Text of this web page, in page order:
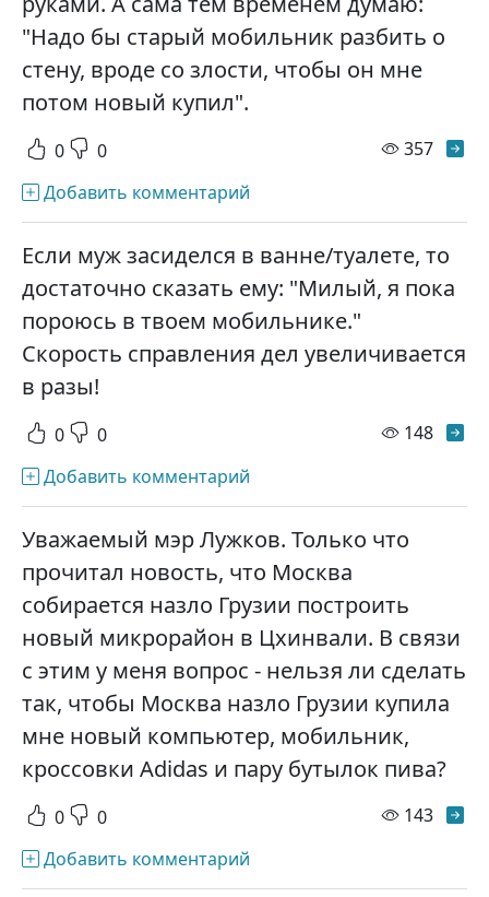
"Надо бы старый мобильник разбить о
стену, вроде со злости, чтобы он мне
потом новый купил".
0 0 357
Добавить комментарий
Если муж засиделся в ванне/туалете, то
достаточно сказать ему: "Милый, я пока
пороюсь в твоем мобильнике."
Скорость справления дел увеличивается
в разы!
0 0 148
Добавить комментарий
Уважаемый мэр Лужков. Только что
прочитал новость, что Москва
собирается назло Грузии построить
новый микрорайон в Цхинвали. В связи
с этим у меня вопрос - нельзя ли сделать
так, чтобы Москва назло Грузии купила
мне новый компьютер, мобильник,
кроссовки Adidas и пару бутылок пива?
0 0 143
Добавить комментарий